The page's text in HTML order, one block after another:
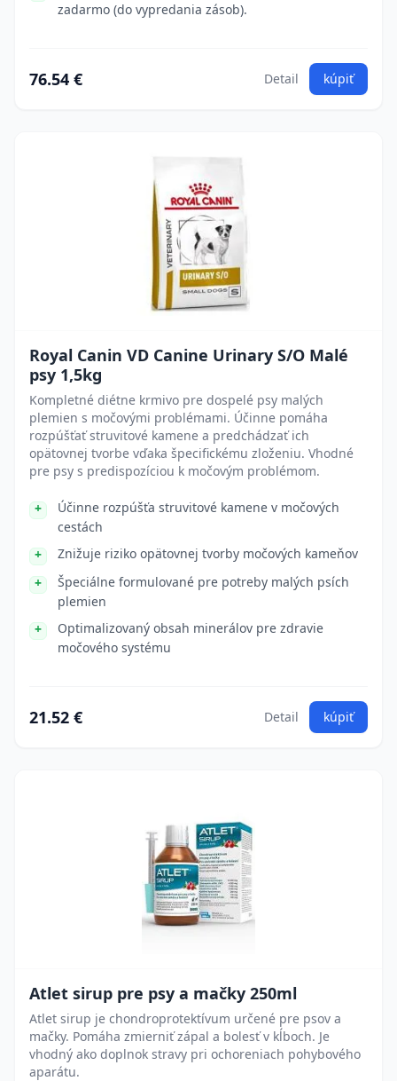
zadarmo (do vypredania zásob).
76.54 € Detail kúpiť
Royal Canin VD Canine Urinary S/O Malé
psy 1,5kg
Kompletné diétne krmivo pre dospelé psy malých
plemien s močovými problémami. Účinne pomáha
rozpúšťať struvitové kamene a predchádzať ich
opätovnej tvorbe vďaka špecifickému zloženiu. Vhodné
pre psy s predispozíciou k močovým problémom.
Účinne rozpúšťa struvitové kamene v močových
cestách
Znižuje riziko opätovnej tvorby močových kameňov
Špeciálne formulované pre potreby malých psích
plemien
Optimalizovaný obsah minerálov pre zdravie
močového systému
21.52 € Detail kúpiť
Atlet sirup pre psy a mačky 250ml
Atlet sirup je chondroprotektívum určené pre psov a
mačky. Pomáha zmierniť zápal a bolesť v kĺboch. Je
vhodný ako doplnok stravy pri ochoreniach pohybového
aparátu.